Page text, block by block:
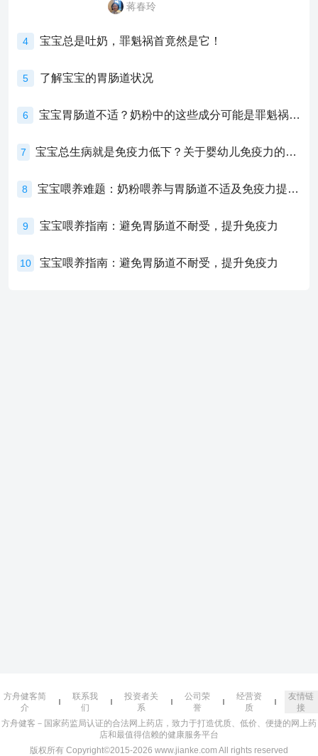
蒋春玲
4 宝宝总是吐奶，罪魁祸首竟然是它！
5 了解宝宝的胃肠道状况
6 宝宝胃肠道不适？奶粉中的这些成分可能是罪魁祸首！
7 宝宝总生病就是免疫力低下？关于婴幼儿免疫力的真相，家长必须了解！
8 宝宝喂养难题：奶粉喂养与胃肠道不适及免疫力提升的奥秘
9 宝宝喂养指南：避免胃肠道不耐受，提升免疫力
10 宝宝喂养指南：避免胃肠道不耐受，提升免疫力
方舟健客简
介
联系我
们
投资者关
系
公司荣
誉
经营资
质
友情链
接
方舟健客－国家药监局认证的合法网上药店，致力于打造优质、低价、便捷的网上药
店和最值得信赖的健康服务平台
版权所有 Copyright©2015-2026 www.jianke.com All rights reserved